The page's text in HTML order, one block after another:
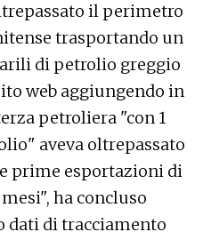
il perimetro
trasportando un
di petrolio greggio
web aggiungendo in
petroliera "con 1
aveva oltrepassato
prime esportazioni di
ha concluso
dati di tracciamento